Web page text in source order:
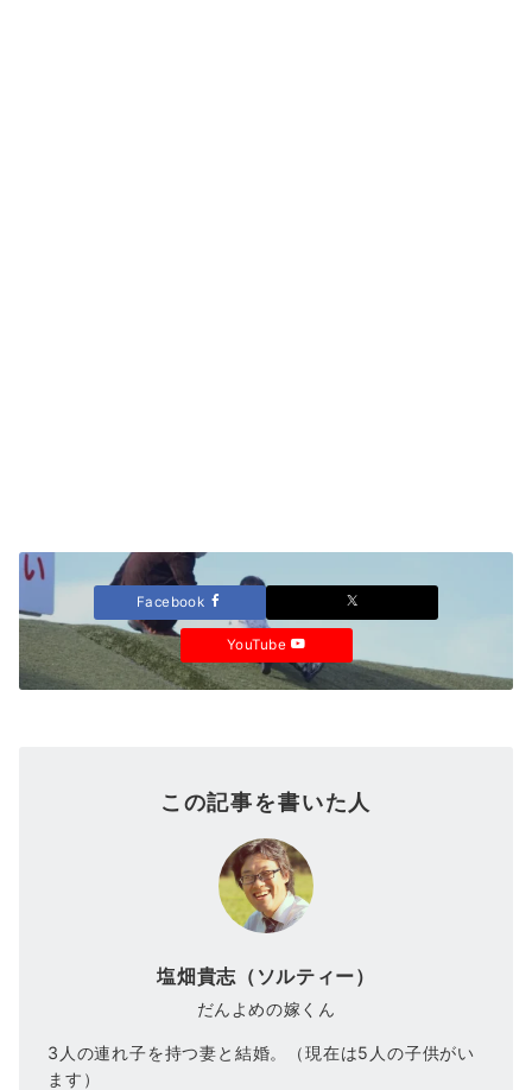
Facebook
YouTube
この記事を書いた人
塩畑貴志（ソルティー）
だんよめの嫁くん
3人の連れ子を持つ妻と結婚。（現在は5人の子供がい
ます）